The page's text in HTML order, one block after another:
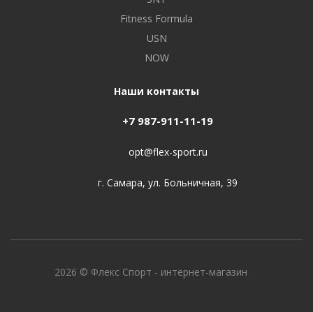
Fitness Formula
USN
NOW
Наши контакты
+7 987-911-11-19
opt@flex-sport.ru
г. Самара, ул. Больничная, 39
2026 © Флекс Спорт - интернет-магазин